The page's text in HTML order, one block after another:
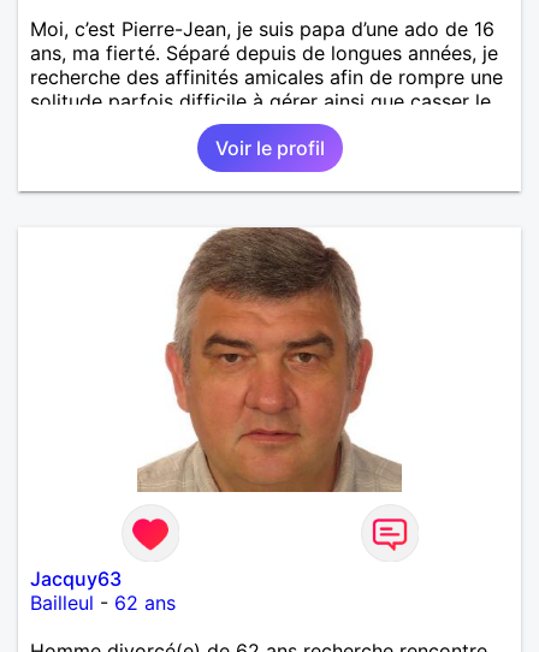
Moi, c’est Pierre-Jean, je suis papa d’une ado de 16
ans, ma fierté. Séparé depuis de longues années, je
recherche des affinités amicales afin de rompre une
solitude parfois difficile à gérer ainsi que casser le
vague à l’âme. L’amitié reste extrêmement
importante à mes yeux mais peut se décliner en des
sentiments plus puissants. « Le temps fera son
œuvre » disait Arthur Schopenhauer, philosophe
autant être trop locace. Je suis bourré de qualités
avec très peu de défauts. Je suis altruiste,
bienveillant, empathique, attentionné, honnête,
respectueux, doux de caractère et compréhensif : je
laisse « glisser » beaucoup de choses. Mais ne vous
m’éprenez pas Mesdames, si une personne que
j’aime me trahit une fois, il n’y aura pas de seconde
chance et je l’effacerai à « vitam eternam ».
Néanmoins, je suis un tout petit peu maniaque ainsi
qu’impatient. J’essaye de faire des efforts. Rien de
bien dramatique ! Du moins je le pense……Je suis un
homme facile à vivre. À vous si vous le souhaitez,
d’apprendre à me connaître davantage. J’en serai
ravi….A très bientôt je l’espère.
Voir le profil
Jacquy63
Bailleul - 62 ans